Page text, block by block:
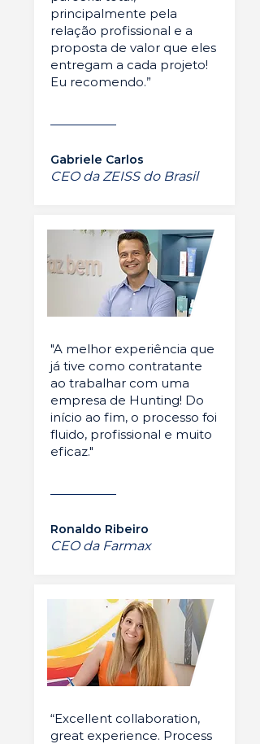
principalmente pela
relação profissional e a
proposta de valor que eles
entregam a cada projeto!
Eu recomendo.”
Gabriele Carlos
CEO da ZEISS do Brasil
"A melhor experiência que
já tive como contratante
ao trabalhar com uma
empresa de Hunting! Do
início ao fim, o processo foi
fluido, profissional e muito
eficaz."
Ronaldo Ribeiro
CEO da Farmax
“Excellent collaboration,
great experience. Process